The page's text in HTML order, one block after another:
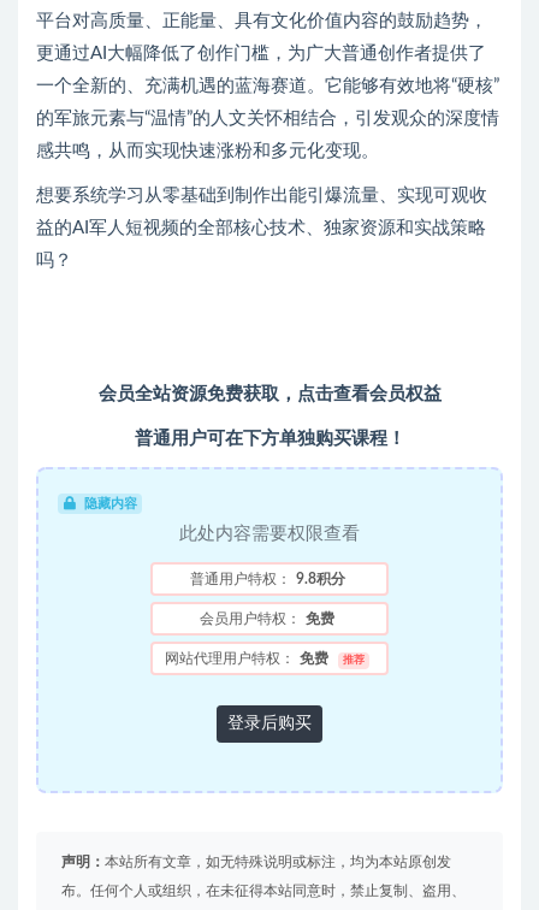
平台对高质量、正能量、具有文化价值内容的鼓励趋势，
更通过AI大幅降低了创作门槛，为广大普通创作者提供了
一个全新的、充满机遇的蓝海赛道。它能够有效地将“硬核”
的军旅元素与“温情”的人文关怀相结合，引发观众的深度情
感共鸣，从而实现快速涨粉和多元化变现。
想要系统学习从零基础到制作出能引爆流量、实现可观收
益的AI军人短视频的全部核心技术、独家资源和实战策略
吗？
会员全站资源免费获取，点击查看会员权益
普通用户可在下方单独购买课程！
隐藏内容
此处内容需要权限查看
普通用户特权： 9.8积分
会员用户特权： 免费
网站代理用户特权： 免费 推荐
登录后购买
声明： 本站所有文章，如无特殊说明或标注，均为本站原创发
布。任何个人或组织，在未征得本站同意时，禁止复制、盗用、